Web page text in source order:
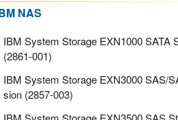
讯日报
报
资讯日报
讯日报
资讯日报
慧运维资讯日报
NAS
IBM System Storage EXN1000​ SATA
(2861-001)
IBM System Storage EXN3000​ SAS/
sion​ (2857-003)